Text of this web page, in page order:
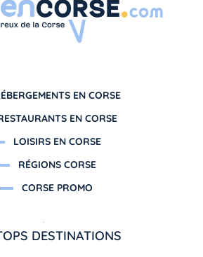
EN CORSE
EN CORSE
LOISIRS EN CORSE
RÉGIONS CORSE
CORSE PROMO
DESTINATIONS